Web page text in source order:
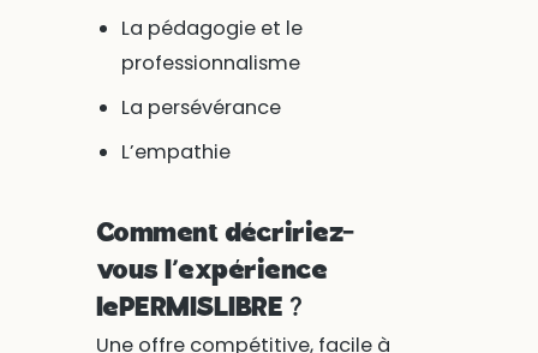
La pédagogie et le
professionnalisme
La persévérance
L’empathie
Comment décririez-
vous l’expérience
lePERMISLIBRE ?
Une offre compétitive, facile à